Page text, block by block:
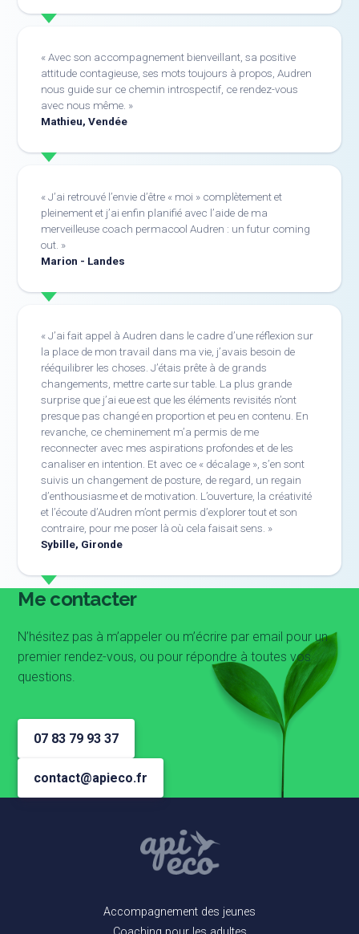
Avec son accompagnement bienveillant, sa positive
attitude contagieuse, ses mots toujours à propos, Audren
nous guide sur ce chemin introspectif, ce rendez-vous
avec nous même.
Mathieu, Vendée
J’ai retrouvé l’envie d’être « moi » complètement et
pleinement et j’ai enfin planifié avec l’aide de ma
merveilleuse coach permacool Audren : un futur coming
out.
Marion - Landes
J’ai fait appel à Audren dans le cadre d’une réflexion sur
la place de mon travail dans ma vie, j’avais besoin de
rééquilibrer les choses. J’étais prête à de grands
changements, mettre carte sur table. La plus grande
surprise que j’ai eue est que les éléments revisités n’ont
presque pas changé en proportion et peu en contenu. En
revanche, ce cheminement m’a permis de me
reconnecter avec mes aspirations profondes et de les
canaliser en intention. Et avec ce « décalage », s’en sont
suivis un changement de posture, de regard, un regain
d’enthousiasme et de motivation. L’ouverture, la créativité
et l’écoute d’Audren m’ont permis d’explorer tout et son
contraire, pour me poser là où cela faisait sens.
Sybille, Gironde
Me contacter
N’hésitez pas à m’appeler ou m’écrire par email pour un
premier rendez-vous, ou pour répondre à toutes vos
questions.
07 83 79 93 37
contact@apieco.fr
Accompagnement des jeunes